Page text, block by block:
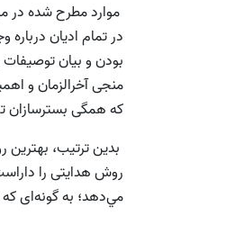
موارد مطرح‌ شده در
در تمام اديان
بودن و بيان توصيفات
منجى آخر‌الزمان و
كه همگى بسترسازان
بدین ترتیب،
مي‌دهد؛ به گونه‌اى